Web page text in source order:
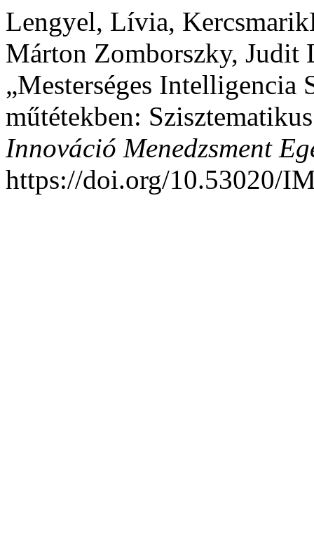
Lengyel, Lívia,
Márton Zomborszky, Judit
„Mesterséges Intelligencia
műtétekben:
Innováció Menedzsment
https://doi.org/10.53020/